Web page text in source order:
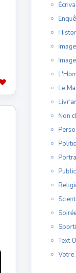
Le
Non
Perso
Text
Votre